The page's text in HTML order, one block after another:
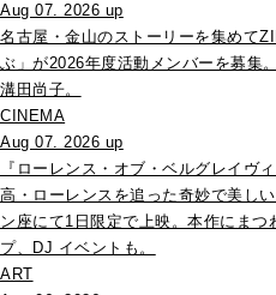
Aug 07. 2026 up
名古屋・金山のストーリーを集めて
ぶ」が2026年度活動メンバーを募集
溝田尚子。
CINEMA
Aug 07. 2026 up
『ローレンス・オブ・ベルグレイヴ
高・ローレンスを追った奇妙で美し
ン座にて1日限定で上映。本作にまつ
プ、DJ イベントも。
ART